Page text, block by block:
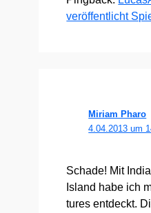
veröffentlicht
Miriam Pharo
4.04.2013 um
Scha­de! Mit
Island habe ich
tures ent­deckt.